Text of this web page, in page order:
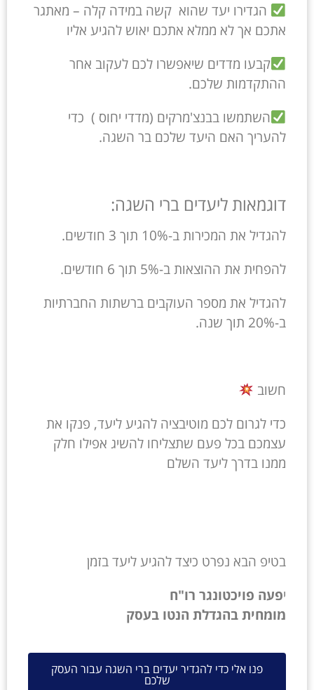
הגדירו יעד שהוא קשה במידה קלה – מאתגר
אתכם אך לא ממלא אתכם יאוש להגיע אליו
קבעו מדדים שיאפשרו לכם לעקוב אחר
ההתקדמות שלכם.
השתמשו בבנצ'מרקים (מדדי יחוס ) כדי
להעריך האם היעד שלכם בר השגה.
דוגמאות ליעדים ברי השגה:
להגדיל את המכירות ב-10% תוך 3 חודשים.
להפחית את ההוצאות ב-5% תוך 6 חודשים.
להגדיל את מספר העוקבים ברשתות החברתיות
ב-20% תוך שנה.
חשוב
כדי לגרום לכם מוטיבציה להגיע ליעד, פנקו את
עצמכם בכל פעם שתצליחו להשיג אפילו חלק
ממנו בדרך ליעד השלם
בטיפ הבא נפרט כיצד להגיע ליעד בזמן
יפעה פויכטונגר רו"ח
מומחית בהגדלת הנטו בעסק
פנו אלי כדי להגדיר יעדים ברי השגה עבור העסק
שלכם